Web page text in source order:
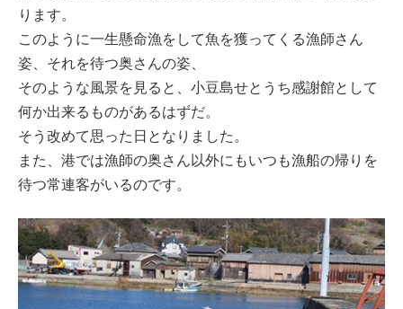
ります。
このように一生懸命漁をして魚を獲ってくる漁師さん
姿、それを待つ奥さんの姿、
そのような風景を見ると、小豆島せとうち感謝館として
何か出来るものがあるはずだ。
そう改めて思った日となりました。
また、港では漁師の奥さん以外にもいつも漁船の帰りを
待つ常連客がいるのです。